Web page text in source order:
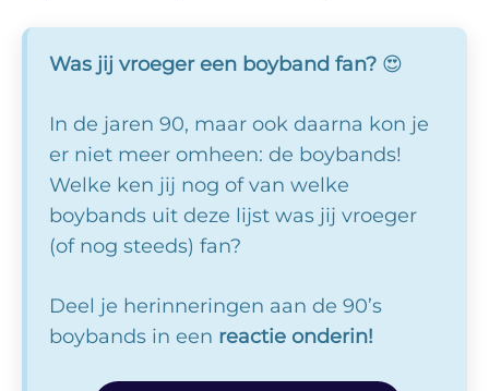
Was jij vroeger een boyband fan? 😍
In de jaren 90, maar ook daarna kon je
er niet meer omheen: de boybands!
Welke ken jij nog of van welke
boybands uit deze lijst was jij vroeger
(of nog steeds) fan?
Deel je herinneringen aan de 90’s
boybands in een reactie onderin!